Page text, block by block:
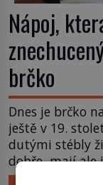
Nápoj,
brčko
Dnes je brčko
ještě v 19.
dutými stébly
dobře, mají ale
chvíli se